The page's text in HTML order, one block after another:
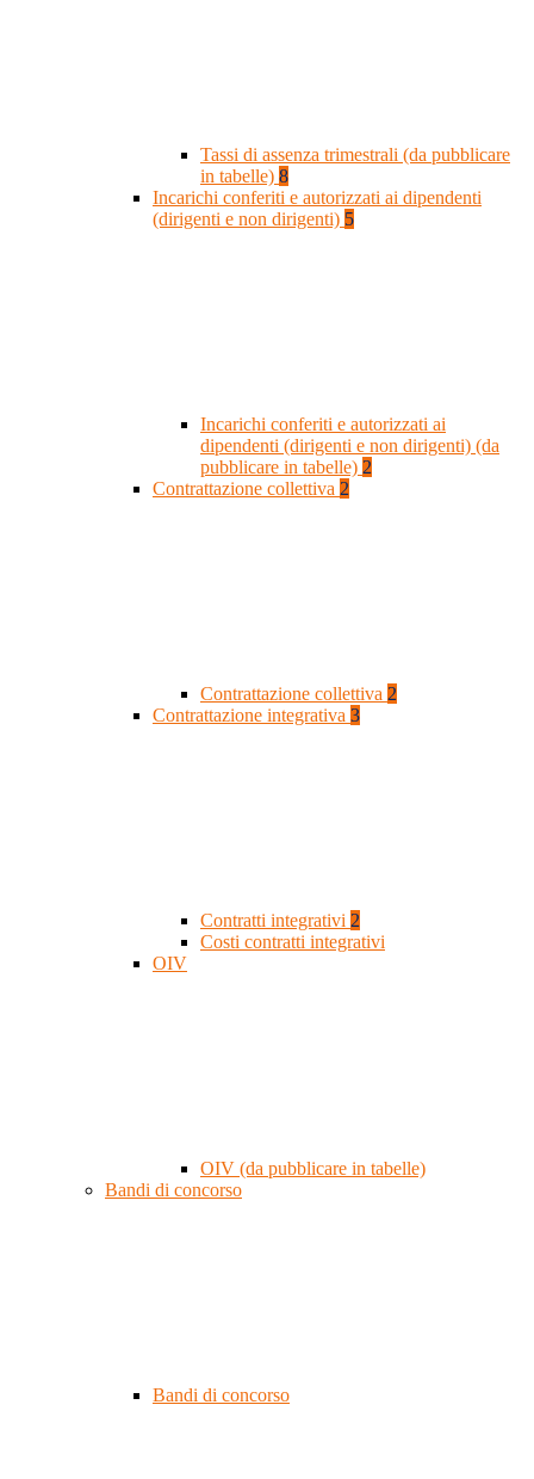
Tassi di assenza trimestrali (da pubblicare
in tabelle) 8
Incarichi conferiti e autorizzati ai dipendenti
(dirigenti e non dirigenti) 5
Incarichi conferiti e autorizzati ai
dipendenti (dirigenti e non dirigenti) (da
pubblicare in tabelle) 2
Contrattazione collettiva 2
Contrattazione collettiva 2
Contrattazione integrativa 3
Contratti integrativi 2
Costi contratti integrativi
OIV
OIV (da pubblicare in tabelle)
Bandi di concorso
Bandi di concorso